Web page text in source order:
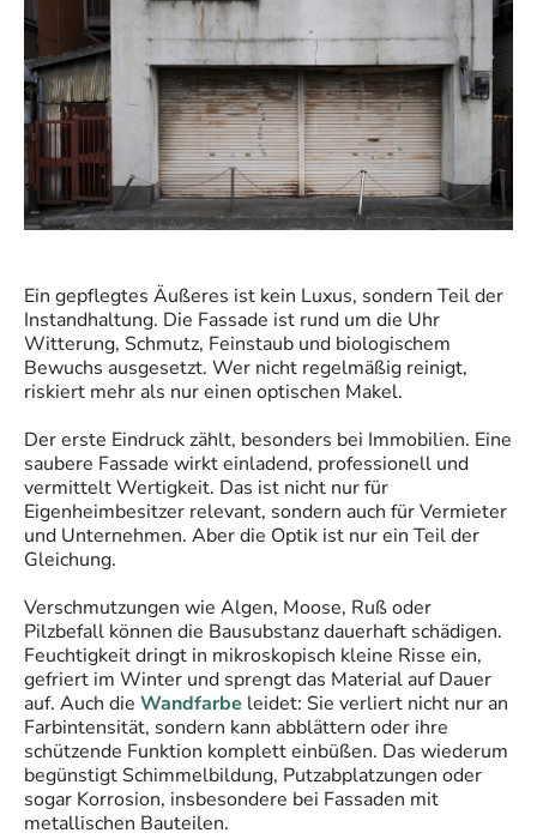
Ein gepflegtes Äußeres ist kein Luxus, sondern Teil der
Instandhaltung. Die Fassade ist rund um die Uhr
Witterung, Schmutz, Feinstaub und biologischem
Bewuchs ausgesetzt. Wer nicht regelmäßig reinigt,
riskiert mehr als nur einen optischen Makel.
Der erste Eindruck zählt, besonders bei Immobilien. Eine
saubere Fassade wirkt einladend, professionell und
vermittelt Wertigkeit. Das ist nicht nur für
Eigenheimbesitzer relevant, sondern auch für Vermieter
und Unternehmen. Aber die Optik ist nur ein Teil der
Gleichung.
Verschmutzungen wie Algen, Moose, Ruß oder
Pilzbefall können die Bausubstanz dauerhaft schädigen.
Feuchtigkeit dringt in mikroskopisch kleine Risse ein,
gefriert im Winter und sprengt das Material auf Dauer
auf. Auch die Wandfarbe leidet: Sie verliert nicht nur an
Farbintensität, sondern kann abblättern oder ihre
schützende Funktion komplett einbüßen. Das wiederum
begünstigt Schimmelbildung, Putzabplatzungen oder
sogar Korrosion, insbesondere bei Fassaden mit
metallischen Bauteilen.